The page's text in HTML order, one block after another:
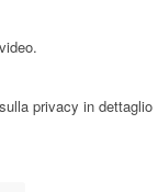
privacy in dettaglio